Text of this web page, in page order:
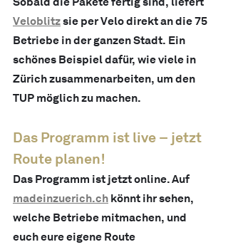
Veloblitz sie per Velo direkt an die 75
Betriebe in der ganzen Stadt. Ein
schönes Beispiel dafür, wie viele in
Zürich zusammenarbeiten, um den
TUP möglich zu machen.
Das Programm ist live – jetzt
Route planen!
Das Programm ist jetzt online. Auf
madeinzuerich.ch könnt ihr sehen,
welche Betriebe mitmachen, und
euch eure eigene Route